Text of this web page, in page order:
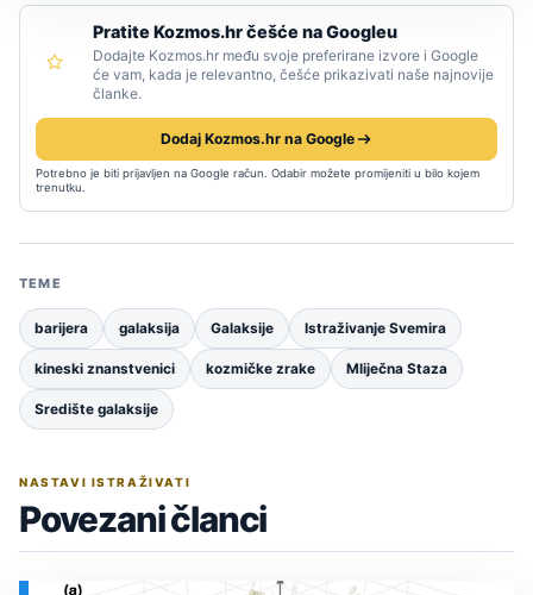
Pratite Kozmos.hr češće na Googleu
Dodajte Kozmos.hr među svoje preferirane izvore i Google
će vam, kada je relevantno, češće prikazivati naše najnovije
članke.
Dodaj Kozmos.hr na Google
Potrebno je biti prijavljen na Google račun. Odabir možete promijeniti u bilo kojem
trenutku.
TEME
barijera galaksija Galaksije Istraživanje Svemira
kineski znanstvenici kozmičke zrake Mliječna Staza
Središte galaksije
NASTAVI ISTRAŽIVATI
Povezani članci